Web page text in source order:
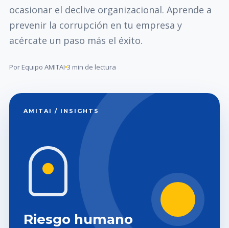
ocasionar el declive organizacional. Aprende a
prevenir la corrupción en tu empresa y
acércate un paso más el éxito.
Por Equipo AMITAI 3 min de lectura
AMITAI / INSIGHTS
Riesgo humano